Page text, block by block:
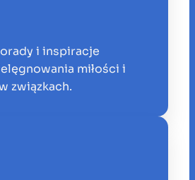
i inspiracje
miłości i
związkach.